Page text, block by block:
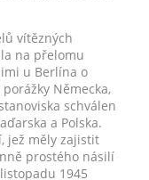
vítězných
na přelomu
u Berlína o
Německa,
schválen
a Polska.
jež měly zajistit
prostého násilí
1945